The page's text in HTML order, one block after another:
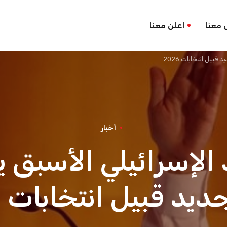
معنا اعلن معنا
انتخابات 2026
أخبار
قبيل انتخابات 2026